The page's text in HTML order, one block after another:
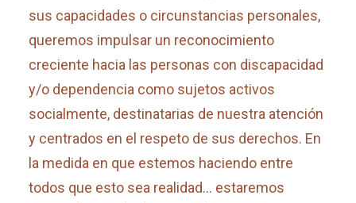
sus capacidades o circunstancias personales,
queremos impulsar un reconocimiento
creciente hacia las personas con discapacidad
y/o dependencia como sujetos activos
socialmente, destinatarias de nuestra atención
y centrados en el respeto de sus derechos. En
la medida en que estemos haciendo entre
todos que esto sea realidad… estaremos